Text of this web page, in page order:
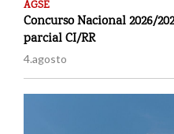
AGSE
Concurso Nacional 2026/
parcial CI/RR
4.agosto